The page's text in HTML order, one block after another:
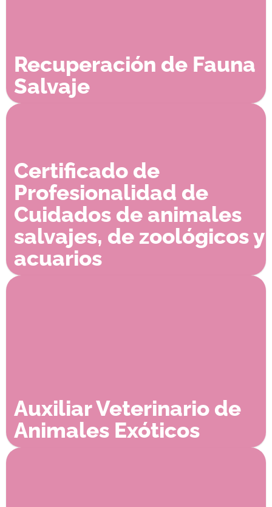
Recuperación de Fauna
Salvaje
Certificado de
Profesionalidad de
Cuidados de animales
salvajes, de zoológicos y
acuarios
Auxiliar Veterinario de
Animales Exóticos